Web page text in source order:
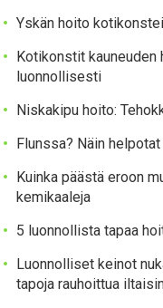
Yskän hoito
Kotikonstit kauneuden
luonnollisesti
Niskakipu hoito:
Flunssa? Näin
Kuinka päästä eroon
kemikaaleja
5 luonnollista tapaa
Luonnolliset keinot
tapoja rauhoittua